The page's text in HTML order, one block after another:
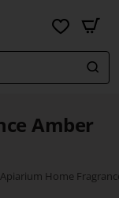
Amber
Apiarium Home